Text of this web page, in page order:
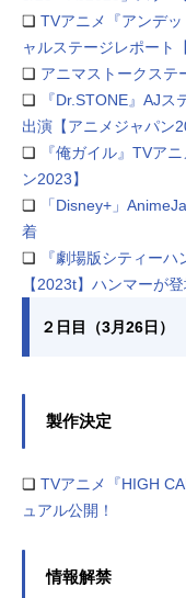
❏ TVアニメ『アンデ
ャルステージレポート
❏ アニマストークステ
❏
『Dr.STONE』AJ
出演【アニメジャパン
❏
『俺ガイル』TVア
ン2023】
❏
「Disney+」
着
❏
『劇場版シティー
【2023t】ハンマーが
２日目（3月26日）
製作決定
❏ TVアニメ『HIGH
ュアル公開！
情報解禁